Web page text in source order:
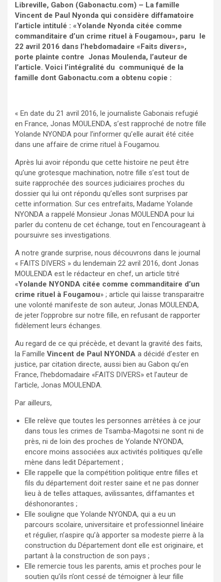
Libreville, Gabon (Gabonactu.com) – La famille
Vincent de Paul Nyonda qui considère diffamatoire
l’article intitulé : «Yolande Nyonda citée comme
commanditaire d’un crime rituel à Fougamou», paru le
22 avril 2016 dans l’hebdomadaire «Faits divers»,
porte plainte contre Jonas Moulenda, l’auteur de
l’article. Voici l’intégralité du communiqué de la
famille dont Gabonactu.com a obtenu copie :
« En date du 21 avril 2016, le journaliste Gabonais refugié
en France, Jonas MOULENDA, s’est rapproché de notre fille
Yolande NYONDA pour l’informer qu’elle aurait été citée
dans une affaire de crime rituel à Fougamou.
Après lui avoir répondu que cette histoire ne peut être
qu’une grotesque machination, notre fille s’est tout de
suite rapprochée des sources judiciaires proches du
dossier qui lui ont répondu qu’elles sont surprises par
cette information. Sur ces entrefaits, Madame Yolande
NYONDA a rappelé Monsieur Jonas MOULENDA pour lui
parler du contenu de cet échange, tout en l’encourageant à
poursuivre ses investigations.
A notre grande surprise, nous découvrons dans le journal
« FAITS DIVERS » du lendemain 22 avril 2016, dont Jonas
MOULENDA est le rédacteur en chef, un article titré
«Yolande NYONDA citée comme commanditaire d’un
crime rituel à Fougamou» ; article qui laisse transparaitre
une volonté manifeste de son auteur, Jonas MOULENDA,
de jeter l’opprobre sur notre fille, en refusant de rapporter
fidèlement leurs échanges.
Au regard de ce qui précède, et devant la gravité des faits,
la Famille Vincent de Paul NYONDA a décidé d’ester en
justice, par citation directe, aussi bien au Gabon qu’en
France, l’hebdomadaire «FAITS DIVERS» et l’auteur de
l’article, Jonas MOULENDA.
Par ailleurs,
Elle relève que toutes les personnes arrêtées à ce jour
dans tous les crimes de Tsamba-Magotsi ne sont ni de
près, ni de loin des proches de Yolande NYONDA,
encore moins associées aux activités politiques qu’elle
mène dans ledit Département ;
Elle rappelle que la compétition politique entre filles et
fils du département doit rester saine et ne pas donner
lieu à de telles attaques, avilissantes, diffamantes et
déshonorantes ;
Elle souligne que Yolande NYONDA, qui a eu un
parcours scolaire, universitaire et professionnel linéaire
et régulier, n’aspire qu’à apporter sa modeste pierre à la
construction du Département dont elle est originaire, et
partant à la construction de son pays ;
Elle remercie tous les parents, amis et proches pour le
soutien qu’ils n’ont cessé de témoigner à leur fille